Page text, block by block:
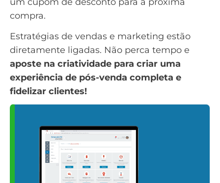
compra.
Estratégias de vendas e marketing estão
diretamente ligadas. Não perca tempo e
aposte na criatividade para criar uma
experiência de pós-venda completa e
fidelizar clientes!